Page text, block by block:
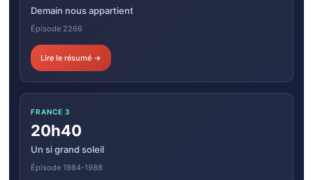
Demain nous appartient
Épisode 2266
Lire le résumé →
FRANCE 3
20h40
Un si grand soleil
Épisode 1984-1988